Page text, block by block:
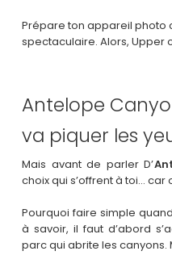
Prépare ton appareil photo
spectaculaire. Alors, Upper
Antelope
va piquer les
Mais avant de parler D’
choix qui s’offrent à toi… car
Pourquoi faire simple
à savoir, il faut d’abord
parc qui abrite les canyons.